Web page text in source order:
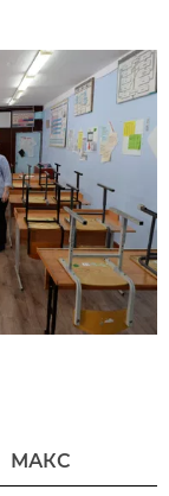
МАКС